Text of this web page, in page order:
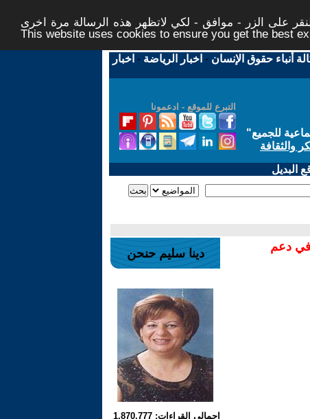
على الزر - موافق - لكي لاتظهر هذه الرسالة مرة اخرى -
This website uses cookies to ensure you get the best
أنباء حقوق الإنسان - اخبار الرياضة - اخبار
التبرع للموقع - ادعمونا
للجميع"
والثقافة
البديل
في دعم
دينا سليم حنحن
إجمالي القراءات: 1,870,777